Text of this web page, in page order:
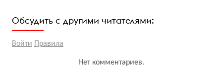
Обсудить с другими читателями:
Войти Правила
Нет комментариев.